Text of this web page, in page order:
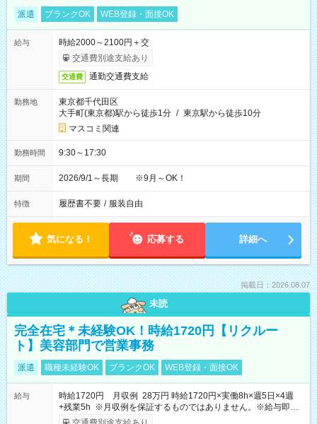
派遣 ブランクOK WEB登録・面接OK
給与
時給2000～2100円＋交
交通費別途支給あり
交通費 通勤交通費支給
勤務地
東京都千代田区
大手町(東京都)駅から徒歩1分 / 東京駅から徒歩10分
マスコミ関連
勤務時間 9:30～17:30
期間 2026/9/1～長期 ※9月～OK！
特徴 履歴書不要 / 服装自由
気になる！ 応募する 詳細へ
掲載日：2026.08.07
未読
完全在宅＊未経験OK！時給1720円【リクルー
ト】美容部門で営業事務
派遣 職種未経験OK ブランクOK WEB登録・面接OK
給与
時給1720円 月収例 28万円 時給1720円×実働8h×週5日×4週
+残業5h ※月収例を保証するものではありません。※給与即受
取りサービス利用可（利用条件有）